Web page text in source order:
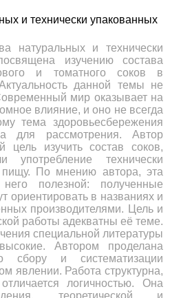
и технически упакованных
натуральных и технически
изучению состава
и томатного соков в
данной темы не
мир оказывает на
влияние, и оно не всегда
тема здоровьесбережения
для рассмотрения. Автор
цель изучить состав соков,
употребление технически
По мнению автора, эта
полезной: полученные
ориентировать в названиях и
производителями. Цель и
работы адекватны её теме.
специальной литературы
Автором проделана
сбору и систематизации
явлении. Работа структурна,
логичностью. Она
теоретической и